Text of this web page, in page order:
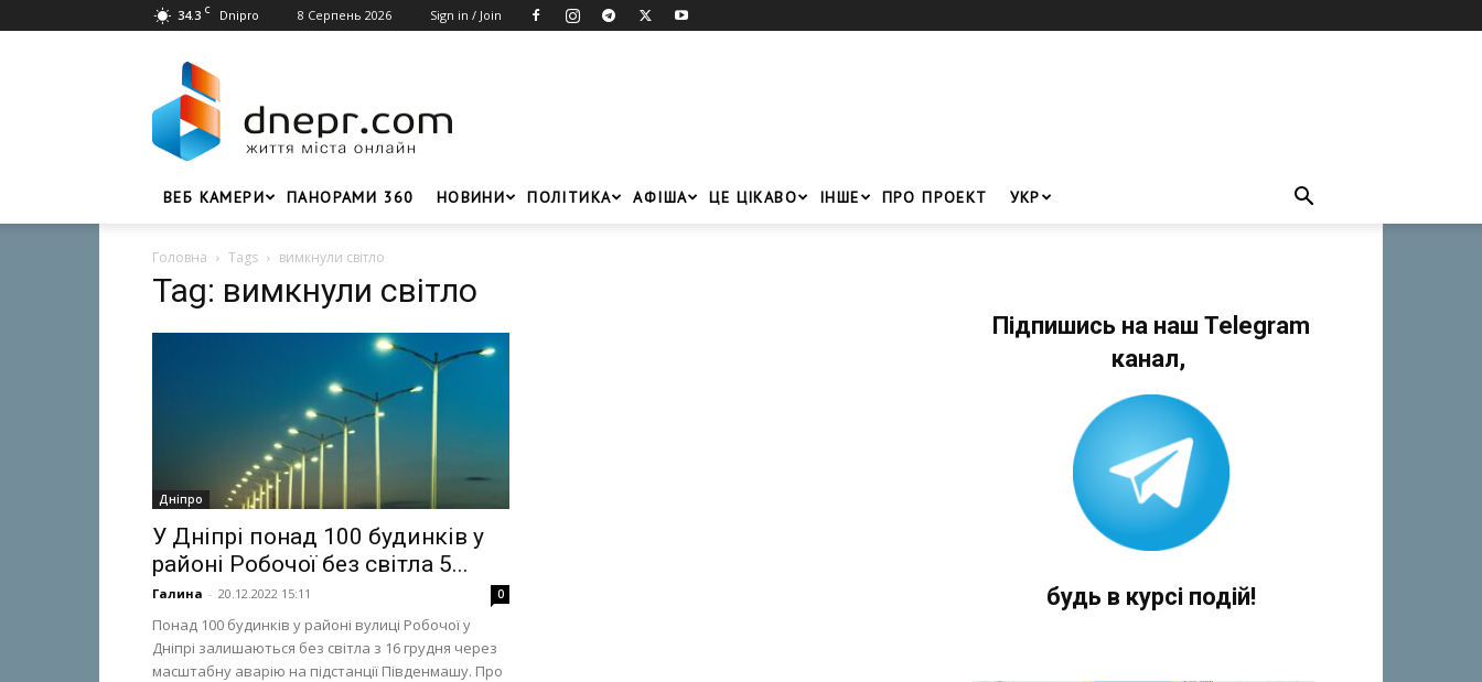
34.3 C Dnipro 8 Серпень 2026 Sign in / Join
Головний
портал
Дніпра
ВЕБ КАМЕРИ ПАНОРАМИ 360 НОВИНИ ПОЛІТИКА АФІША ЦЕ ЦІКАВО ІНШЕ ПРО ПРОЕКТ УКР
Головна Tags вимкнули світло
Tag: вимкнули світло
Дніпро
У Дніпрі понад 100 будинків у
районі Робочої без світла 5...
Галина - 20.12.2022 15:11 0
Понад 100 будинків у районі вулиці Робочої у
Дніпрі залишаються без світла з 16 грудня через
масштабну аварію на підстанції Південмашу. Про
Підпишись на наш Telegram
канал,
будь в курсі подій!